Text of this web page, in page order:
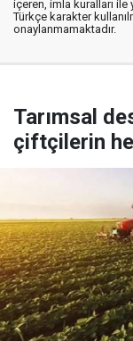
içeren, imla kuralları ile
Türkçe karakter
onaylanmamaktadır.
Tarımsal
çiftçilerin